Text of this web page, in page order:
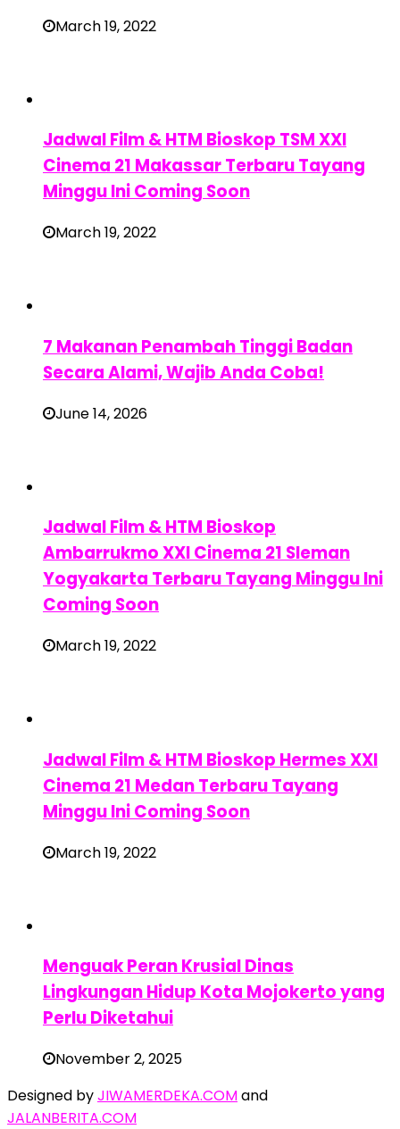
March 19, 2022
Jadwal Film & HTM Bioskop TSM XXI
Cinema 21 Makassar Terbaru Tayang
Minggu Ini Coming Soon
March 19, 2022
7 Makanan Penambah Tinggi Badan
Secara Alami, Wajib Anda Coba!
June 14, 2026
Jadwal Film & HTM Bioskop
Ambarrukmo XXI Cinema 21 Sleman
Yogyakarta Terbaru Tayang Minggu Ini
Coming Soon
March 19, 2022
Jadwal Film & HTM Bioskop Hermes XXI
Cinema 21 Medan Terbaru Tayang
Minggu Ini Coming Soon
March 19, 2022
Menguak Peran Krusial Dinas
Lingkungan Hidup Kota Mojokerto yang
Perlu Diketahui
November 2, 2025
Designed byJIWAMERDEKA.COMand
JALANBERITA.COM